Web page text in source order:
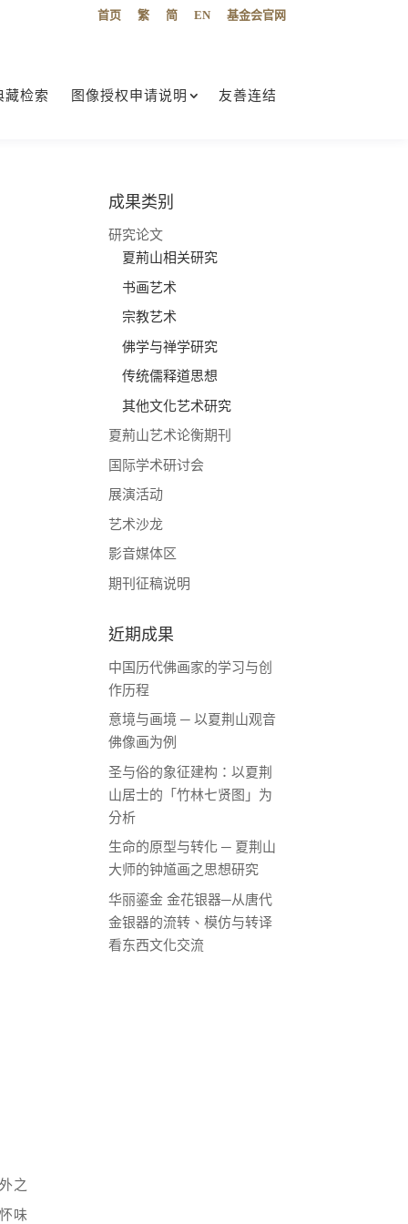
首页 繁 简 EN 基金会官网
藏检索 图像授权申请说明 友善连结
之
味
成果类别
研究论文
夏荊山相关研究
书画艺术
宗教艺术
佛学与禅学研究
传统儒释道思想
其他文化艺术研究
夏荊山艺术论衡期刊
国际学术研讨会
展演活动
艺术沙龙
影音媒体区
期刊征稿说明
近期成果
中国历代佛画家的学习与创
作历程
意境与画境 ─ 以夏荆山观音
佛像画为例
圣与俗的象征建构：以夏荆
山居士的「竹林七贤图」为
分析
生命的原型与转化 ─ 夏荆山
大师的钟馗画之思想研究
华丽鎏金 金花银器─从唐代
金银器的流转、模仿与转译
看东西文化交流